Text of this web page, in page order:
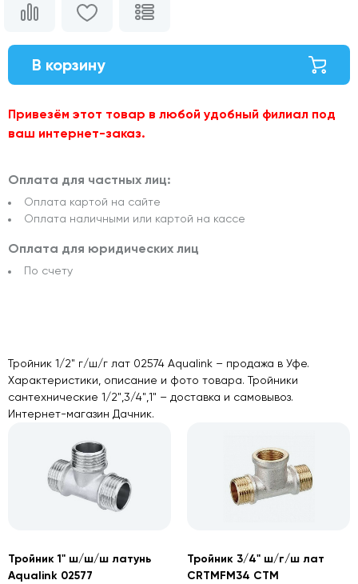
В корзину
Привезём этот товар в любой удобный филиал под
ваш интернет-заказ.
Оплата для частных лиц:
Оплата картой на сайте
Оплата наличными или картой на кассе
Оплата для юридических лиц
По счету
Тройник 1/2" г/ш/г лат 02574 Aqualink – продажа в Уфе.
Характеристики, описание и фото товара. Тройники
сантехнические 1/2",3/4",1" – доставка и самовывоз.
Интернет-магазин Дачник.
Тройник 1" ш/ш/ш латунь
Aqualink 02577
Тройник 3/4" ш/г/ш лат
CRTMFM34 CTM